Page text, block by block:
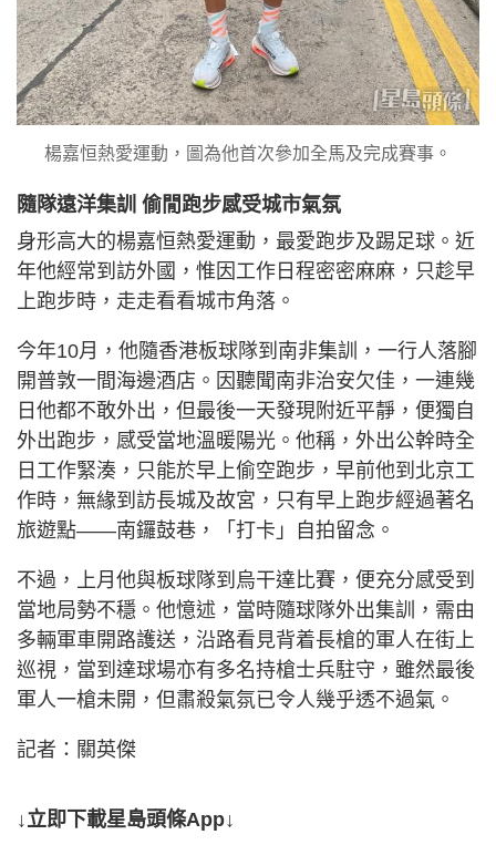
楊嘉恒熱愛運動，圖為他首次參加全馬及完成賽事。
隨隊遠洋集訓 偷閒跑步感受城市氣氛
身形高大的楊嘉恒熱愛運動，最愛跑步及踢足球。近
年他經常到訪外國，惟因工作日程密密麻麻，只趁早
上跑步時，走走看看城市角落。
今年10月，他隨香港板球隊到南非集訓，一行人落腳
開普敦一間海邊酒店。因聽聞南非治安欠佳，一連幾
日他都不敢外出，但最後一天發現附近平靜，便獨自
外出跑步，感受當地溫暖陽光。他稱，外出公幹時全
日工作緊湊，只能於早上偷空跑步，早前他到北京工
作時，無緣到訪長城及故宮，只有早上跑步經過著名
旅遊點——南鑼鼓巷，「打卡」自拍留念。
不過，上月他與板球隊到烏干達比賽，便充分感受到
當地局勢不穩。他憶述，當時隨球隊外出集訓，需由
多輛軍車開路護送，沿路看見背着長槍的軍人在街上
巡視，當到達球場亦有多名持槍士兵駐守，雖然最後
軍人一槍未開，但肅殺氣氛已令人幾乎透不過氣。
記者：關英傑
↓立即下載星島頭條App↓